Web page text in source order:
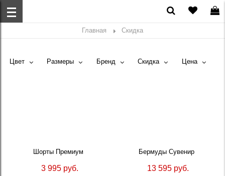
Главная Скидка
Цвет Размеры Бренд Скидка Цена
Шорты Премиум
3 995 руб.
Бермуды Сувенир
13 595 руб.